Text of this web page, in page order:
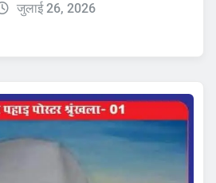
जुलाई 26, 2026